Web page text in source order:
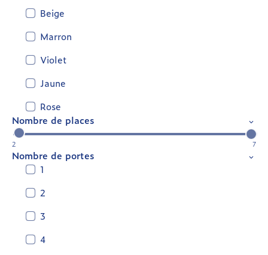
Beige
Marron
Violet
Jaune
Rose
Nombre de places
2 7
Nombre de portes
1
2
3
4